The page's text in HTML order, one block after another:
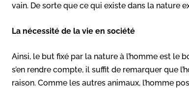
vain. De sorte que ce qui existe dans la nature
La nécessité de la vie en société
Ainsi, le but fixé par la nature à l’homme est le
s’en rendre compte, il suffit de remarquer que
raison. Comme les autres animaux, l’homme